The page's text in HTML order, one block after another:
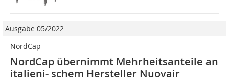
Ausgabe 05/2022
NordCap
NordCap übernimmt Mehr­heitsanteile an
itali­eni- schem Hersteller Nuovair